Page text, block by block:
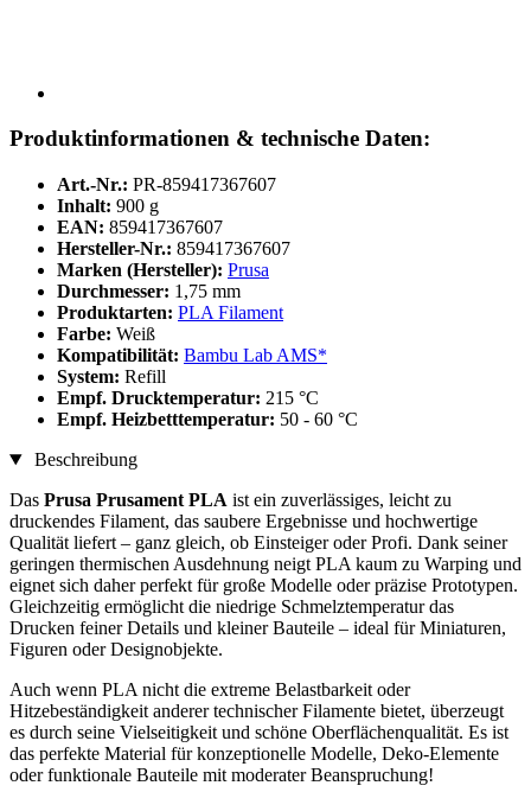
Produktinformationen & technische Daten:
Art.-Nr.: PR-859417367607
Inhalt: 900 g
EAN: 859417367607
Hersteller-Nr.: 859417367607
Marken (Hersteller): Prusa
Durchmesser: 1,75 mm
Produktarten: PLA Filament
Farbe: Weiß
Kompatibilität: Bambu Lab AMS*
System: Refill
Empf. Drucktemperatur: 215 °C
Empf. Heizbetttemperatur: 50 - 60 °C
Beschreibung
Das Prusa Prusament PLA ist ein zuverlässiges, leicht zu
druckendes Filament, das saubere Ergebnisse und hochwertige
Qualität liefert – ganz gleich, ob Einsteiger oder Profi. Dank seiner
geringen thermischen Ausdehnung neigt PLA kaum zu Warping und
eignet sich daher perfekt für große Modelle oder präzise Prototypen.
Gleichzeitig ermöglicht die niedrige Schmelztemperatur das
Drucken feiner Details und kleiner Bauteile – ideal für Miniaturen,
Figuren oder Designobjekte.
Auch wenn PLA nicht die extreme Belastbarkeit oder
Hitzebeständigkeit anderer technischer Filamente bietet, überzeugt
es durch seine Vielseitigkeit und schöne Oberflächenqualität. Es ist
das perfekte Material für konzeptionelle Modelle, Deko-Elemente
oder funktionale Bauteile mit moderater Beanspruchung!